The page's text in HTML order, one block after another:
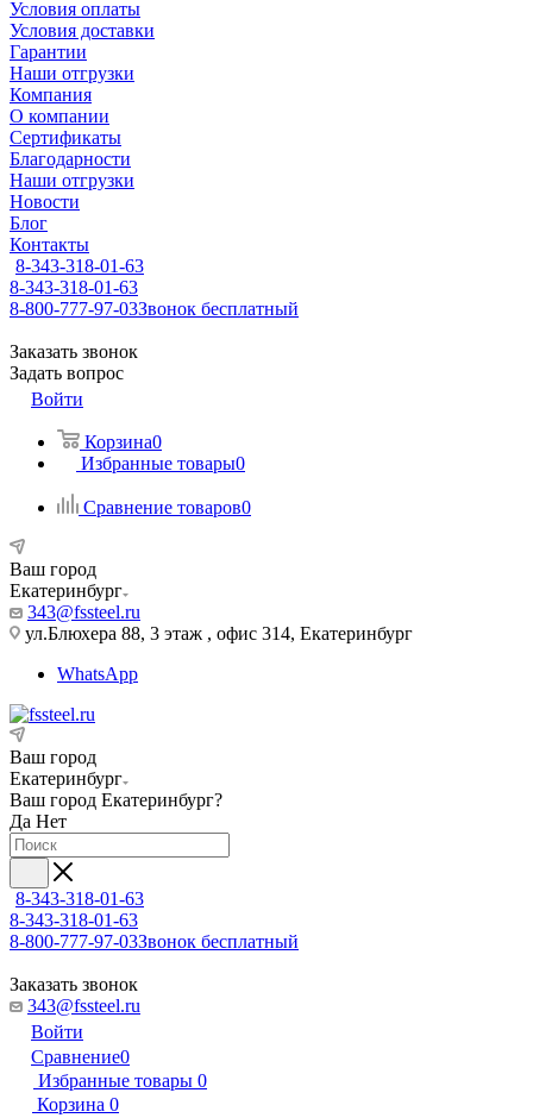
Условия оплаты
Условия доставки
Гарантии
Наши отгрузки
Компания
О компании
Сертификаты
Благодарности
Наши отгрузки
Новости
Блог
Контакты
8-343-318-01-63
8-343-318-01-63
8-800-777-97-03Звонок бесплатный
Заказать звонок
Задать вопрос
Войти
Корзина0
Избранные товары0
Сравнение товаров0
Ваш город
Екатеринбург
343@fssteel.ru
ул.Блюхера 88, 3 этаж , офис 314, Екатеринбург
WhatsApp
Ваш город
Екатеринбург
Ваш город Екатеринбург?
Да Нет
8-343-318-01-63
8-343-318-01-63
8-800-777-97-03Звонок бесплатный
Заказать звонок
343@fssteel.ru
Войти
Сравнение0
Избранные товары 0
Корзина 0